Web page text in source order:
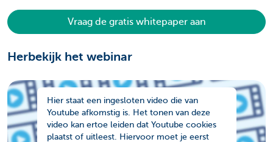
Vraag de gratis whitepaper aan
Herbekijk het webinar
Hier staat een ingesloten video die van
Youtube afkomstig is. Het tonen van deze
video kan ertoe leiden dat Youtube cookies
plaatst of uitleest. Hiervoor moet je eerst